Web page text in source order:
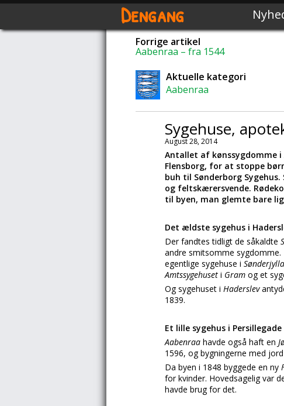
Dengang
Forrige artikel
Aabenraa – fra 1544
Aktuelle kategori
Aabenraa
Sygehuse,
August 28, 2014
Antallet af kønssygdomme i
Flensborg, for at stoppe
buh til Sønderborg
og feltskærersvende.
til byen, man glemte bare
Det ældste sygehus i
Der fandtes tidligt de såkaldte
andre smitsomme
egentlige sygehuse i
Amtssygehuset i Gram og et
Og sygehuset i Haderslev
1839.
Et lille sygehus i Persillegade
Aabenraa havde også haft en
1596, og bygningerne med
Da byen i 1848 byggede en ny
for kvinder. Hovedsagelig var
havde brug for det.